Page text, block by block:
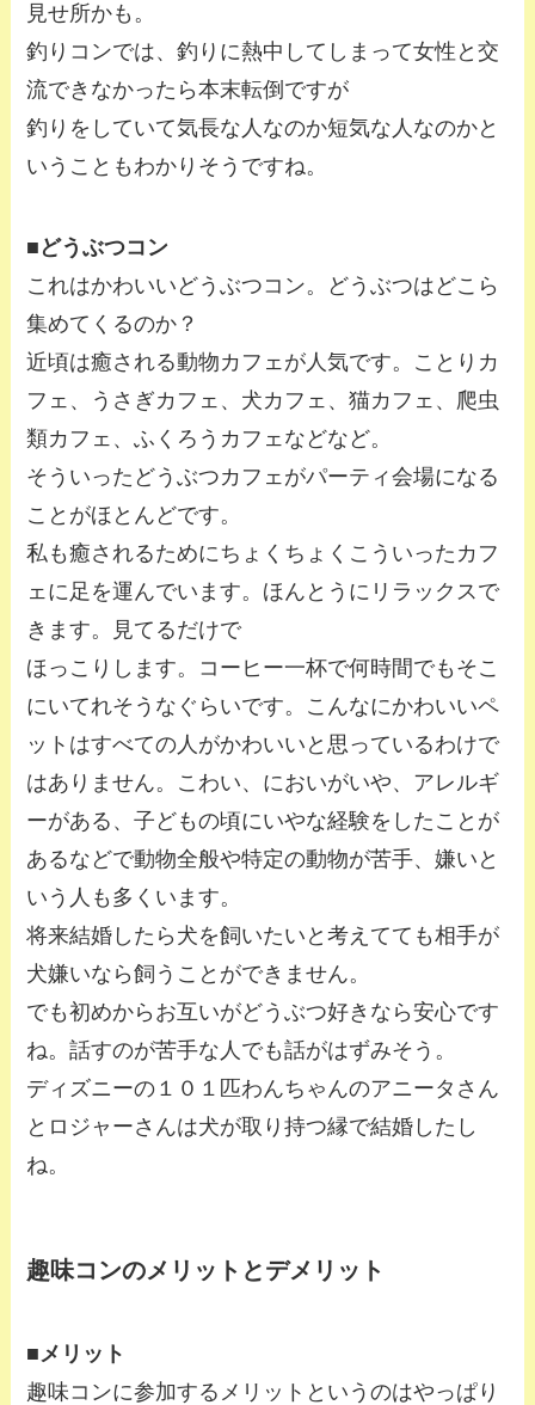
見せ所かも。
釣りコンでは、釣りに熱中してしまって女性と交
流できなかったら本末転倒ですが
釣りをしていて気長な人なのか短気な人なのかと
いうこともわかりそうですね。
■どうぶつコン
これはかわいいどうぶつコン。どうぶつはどこら
集めてくるのか？
近頃は癒される動物カフェが人気です。ことりカ
フェ、うさぎカフェ、犬カフェ、猫カフェ、爬虫
類カフェ、ふくろうカフェなどなど。
そういったどうぶつカフェがパーティ会場になる
ことがほとんどです。
私も癒されるためにちょくちょくこういったカフ
ェに足を運んでいます。ほんとうにリラックスで
きます。見てるだけで
ほっこりします。コーヒー一杯で何時間でもそこ
にいてれそうなぐらいです。こんなにかわいいペ
ットはすべての人がかわいいと思っているわけで
はありません。こわい、においがいや、アレルギ
ーがある、子どもの頃にいやな経験をしたことが
あるなどで動物全般や特定の動物が苦手、嫌いと
いう人も多くいます。
将来結婚したら犬を飼いたいと考えてても相手が
犬嫌いなら飼うことができません。
でも初めからお互いがどうぶつ好きなら安心です
ね。話すのが苦手な人でも話がはずみそう。
ディズニーの１０１匹わんちゃんのアニータさん
とロジャーさんは犬が取り持つ縁で結婚したし
ね。
趣味コンのメリットとデメリット
■メリット
趣味コンに参加するメリットというのはやっぱり